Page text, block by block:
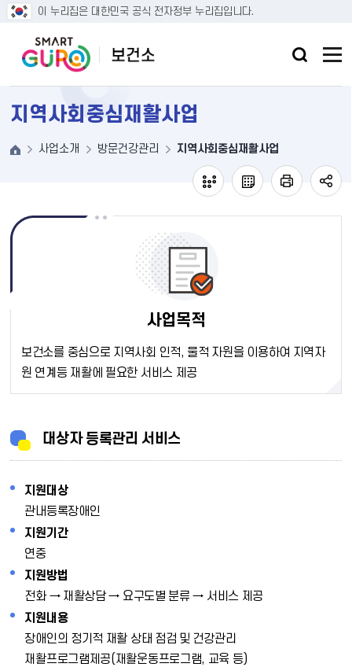
이 누리집은 대한민국 공식 전자정부 누리집입니다.
본문 바로가기
지역사회중심재활사업
사업소개 방문건강관리 지역사회중심재활사업
사업목적
보건소를 중심으로 지역사회 인적, 물적 자원을 이용하여 지역자
원 연계등 재활에 필요한 서비스 제공
대상자 등록관리 서비스
지원대상
관내등록장애인
지원기간
연중
지원방법
전화 → 재활상담 → 요구도별 분류 → 서비스 제공
지원내용
장애인의 정기적 재활 상태 점검 및 건강관리
재활프로그램제공(재활운동프로그램, 교육 등)